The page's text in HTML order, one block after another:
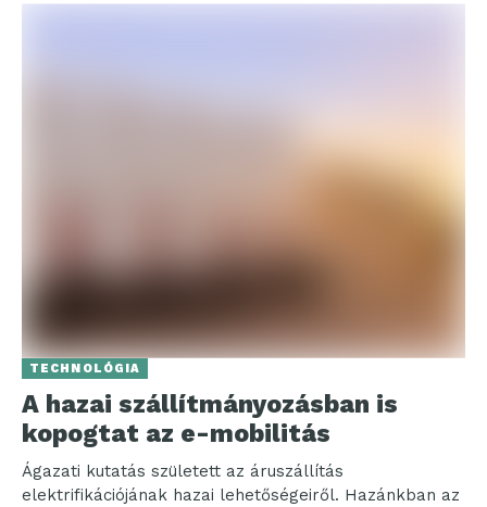
TECHNOLÓGIA
A hazai szállítmányozásban is
kopogtat az e-mobilitás
Ágazati kutatás született az áruszállítás
elektrifikációjának hazai lehetőségeiről. Hazánkban az